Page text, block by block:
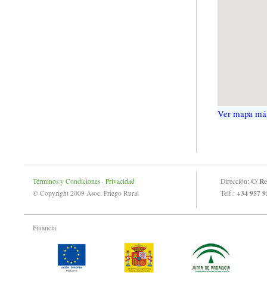
Ver mapa
Términos y Condiciones · Privacidad
© Copyright 2009 Asoc. Priego Rural
Dirección: C/
Telf.: +34 957
Financia: